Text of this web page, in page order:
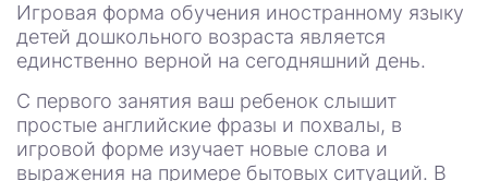
Игровая форма обучения иностранному языку
детей дошкольного возраста является
единственно верной на сегодняшний день.
С первого занятия ваш ребенок слышит
простые английские фразы и похвалы, в
игровой форме изучает новые слова и
выражения на примере бытовых ситуаций. В